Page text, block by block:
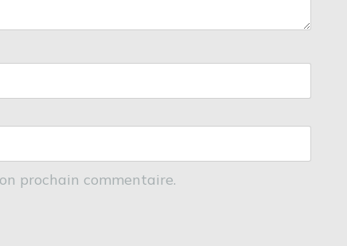
prochain commentaire.